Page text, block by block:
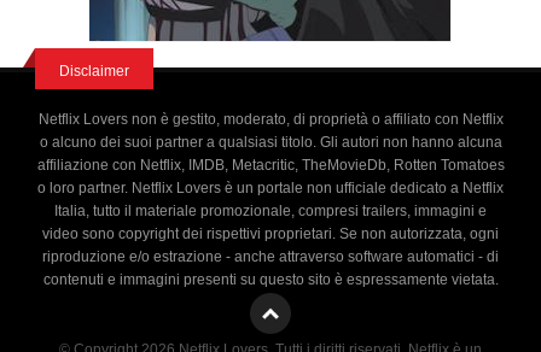
Disclaimer
Netflix Lovers non è gestito, moderato, di proprietà o affiliato con Netflix
o alcuno dei suoi partner a qualsiasi titolo. Gli autori non hanno alcuna
affiliazione con Netflix, IMDB, Metacritic, TheMovieDb, Rotten Tomatoes
o loro partner. Netflix Lovers è un portale non ufficiale dedicato a Netflix
Italia, tutto il materiale promozionale, compresi trailers, immagini e
video sono copyright dei rispettivi proprietari. Se non autorizzata, ogni
riproduzione e/o estrazione - anche attraverso software automatici - di
contenuti e immagini presenti su questo sito è espressamente vietata.